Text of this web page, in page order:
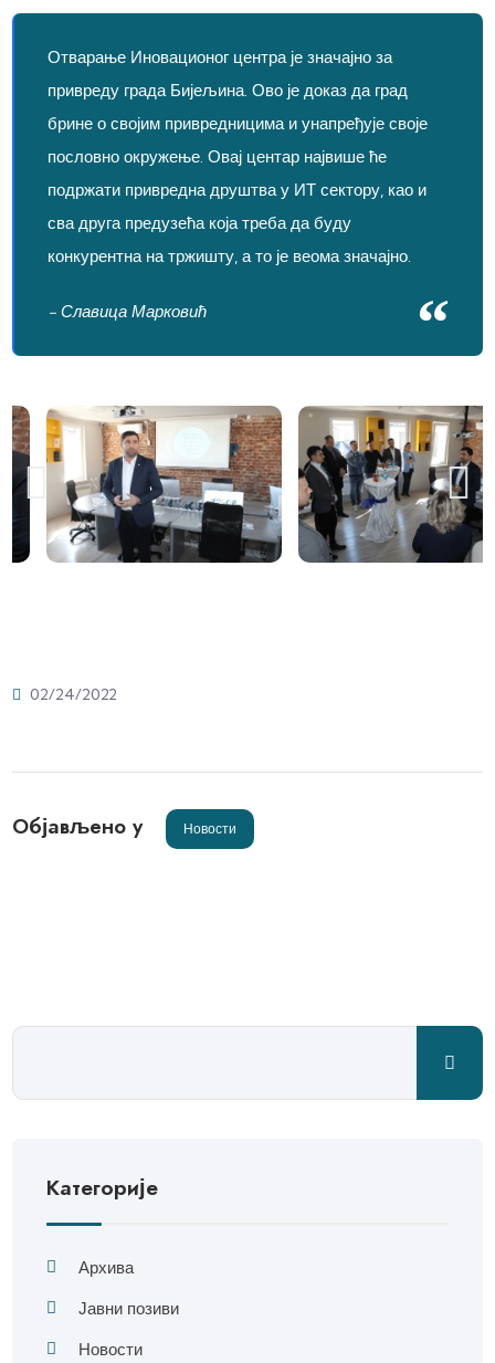
Отварање Иновационог центра је значајно за
привреду града Бијељина. Ово је доказ да град
брине о својим привредницима и унапређује своје
пословно окружење. Овај центар највише ће
подржати привредна друштва у ИТ сектору, као и
сва друга предузећа која треба да буду
конкурентна на тржишту, а то је веома значајно.
- Славица Марковић
02/24/2022
Објављено у Новости
Категорије
Архива
Јавни позиви
Новости